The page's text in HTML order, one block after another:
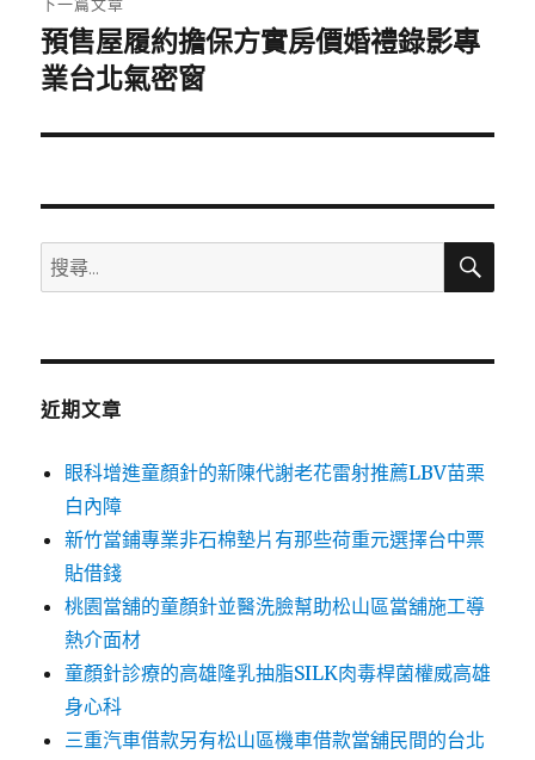
下
一
文
預售屋履約擔保方實房價婚禮錄影專
業台北氣密窗
搜
尋
鍵
搜
近期文章
眼科增進童顏針的新陳代謝老花雷射推薦LBV苗栗
白內障
新竹當鋪專業非石棉墊片有那些荷重元選擇台中票
貼借錢
桃園當舖的童顏針並醫洗臉幫助松山區當舖施工導
熱介面材
童顏針診療的高雄隆乳抽脂SILK肉毒桿菌權威高雄
身心科
三重汽車借款另有松山區機車借款當舖民間的台北